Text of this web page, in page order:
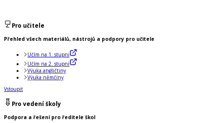
Pro učitele
Přehled všech materiálů, nástrojů a podpory pro učitele
Učím na 1. stupni
Učím na 2. stupni
Výuka angličtiny
Výuka němčiny
Vstoupit
Pro vedení školy
Podpora a řešení pro ředitele škol